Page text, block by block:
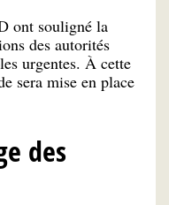
ont souligné la
des autorités
urgentes. À cette
sera mise en place
des